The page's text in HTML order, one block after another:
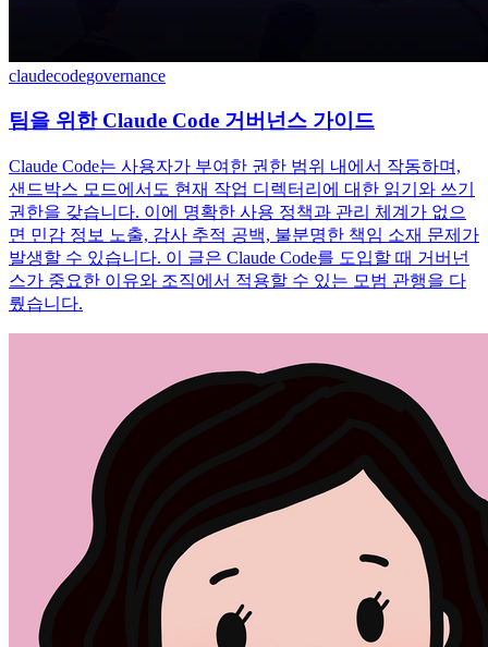
claudecodegovernance
팀을 위한 Claude Code 거버넌스 가이드
Claude Code는 사용자가 부여한 권한 범위 내에서 작동하며,
샌드박스 모드에서도 현재 작업 디렉터리에 대한 읽기와 쓰기
권한을 갖습니다. 이에 명확한 사용 정책과 관리 체계가 없으
면 민감 정보 노출, 감사 추적 공백, 불분명한 책임 소재 문제가
발생할 수 있습니다. 이 글은 Claude Code를 도입할 때 거버넌
스가 중요한 이유와 조직에서 적용할 수 있는 모범 관행을 다
뤘습니다.